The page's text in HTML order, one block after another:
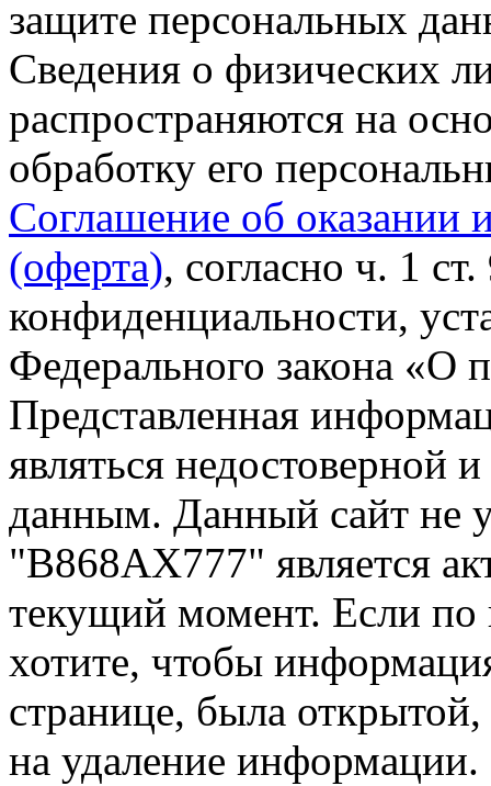
защите персональных
Сведения о физических
распространяются на
обработку его
Соглашение об оказании
(оферта), согласно ч. 1
конфиденциальности,
Федерального закона «О
Представленная
являться недостоверной
данным. Данный сайт не
"В868АХ777" является
текущий момент. Если
хотите, чтобы
странице, была открытой,
на удаление информации.